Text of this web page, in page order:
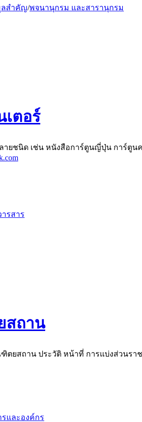
ลสำคัญ/พจนานุกรม และสารานุกรม
ตอร์
ยชนิด เช่น หนังสือการ์ตูนญี่ปุ่น การ์ตูน
รสาร
ถาน
ยสถาน ประวัติ หน้าที่ การแบ่งส่วนราช
และองค์กร